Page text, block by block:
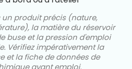
produit précis (nature,
la matière du réservoir
buse et la pression d'emploi
Vérifiez impérativement la
et la fiche de données de
avant emploi.